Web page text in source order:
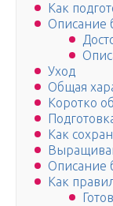
Как
Описание
Уход
Общая
Коротко
Как
Описание
Как